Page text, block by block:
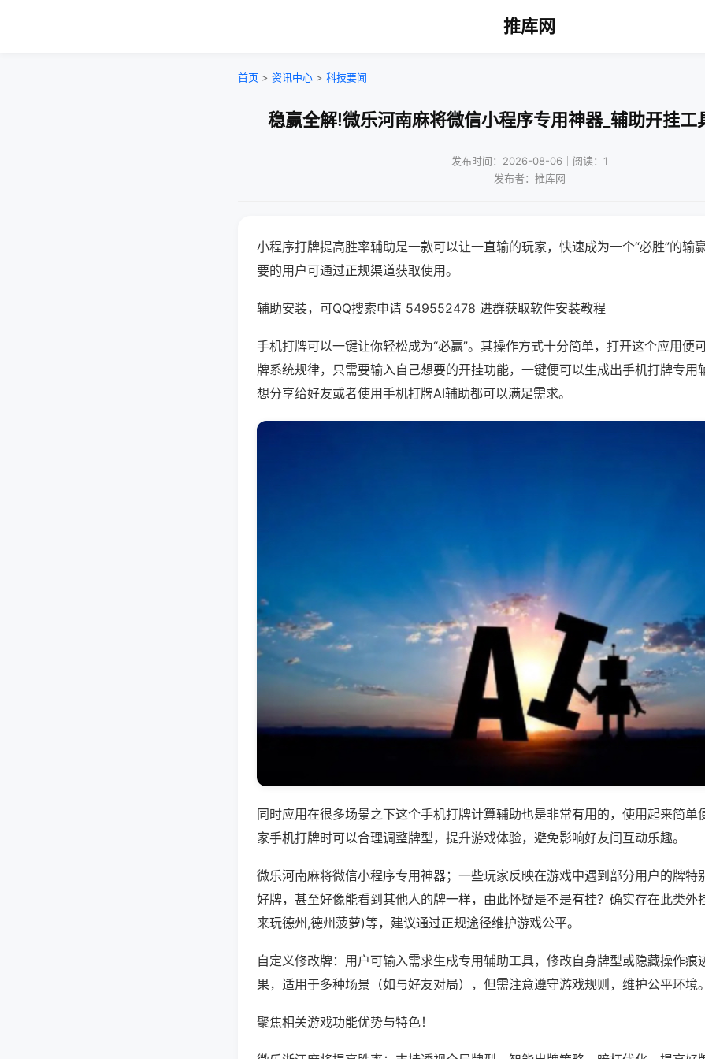
推库网
首页 > 资讯中心 > 科技要闻
稳赢全解!微乐河南麻将微信小程序专用神器_辅助开挂工
发布时间：2026-08-06｜阅读：1
发布者：推库网
小程序打牌提高胜率辅助是一款可以让一直输的玩家，快速成为一个“必胜”的输
要的用户可通过正规渠道获取使用。
辅助安装，可QQ搜索申请 549552478 进群获取软件安装教程
手机打牌可以一键让你轻松成为“必赢”。其操作方式十分简单，打开这个应用便
牌系统规律，只需要输入自己想要的开挂功能，一键便可以生成出手机打牌专用
想分享给好友或者使用手机打牌AI辅助都可以满足需求。
同时应用在很多场景之下这个手机打牌计算辅助也是非常有用的，使用起来简单
家手机打牌时可以合理调整牌型，提升游戏体验，避免影响好友间互动乐趣。
微乐河南麻将微信小程序专用神器；一些玩家反映在游戏中遇到部分用户的牌特
好牌，甚至好像能看到其他人的牌一样，由此怀疑是不是有挂？确实存在此类外
来玩德州,德州菠萝)等，建议通过正规途径维护游戏公平。
自定义修改牌：用户可输入需求生成专用辅助工具，修改自身牌型或隐藏操作痕
果，适用于多种场景（如与好友对局），但需注意遵守游戏规则，维护公平环境。
聚焦相关游戏功能优势与特色！